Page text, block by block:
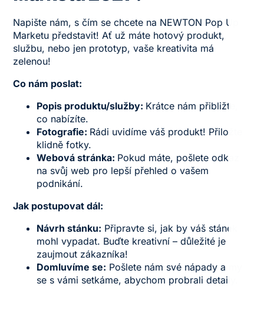
Napište nám, s čím se chcete na NEWTON Pop Up
Marketu představit! Ať už máte hotový produkt,
službu, nebo jen prototyp, vaše kreativita má
zelenou!
Co nám poslat:
Popis produktu/služby: Krátce nám přibližte,
co nabízíte.
Fotografie: Rádi uvidíme váš produkt! Přiložte
klidně fotky.
Webová stránka: Pokud máte, pošlete odkaz
na svůj web pro lepší přehled o vašem
podnikání.
Jak postupovat dál:
Návrh stánku: Připravte si, jak by váš stánek
mohl vypadat. Buďte kreativní – důležité je
zaujmout zákazníka!
Domluvíme se: Pošlete nám své nápady a my
se s vámi setkáme, abychom probrali detaily.